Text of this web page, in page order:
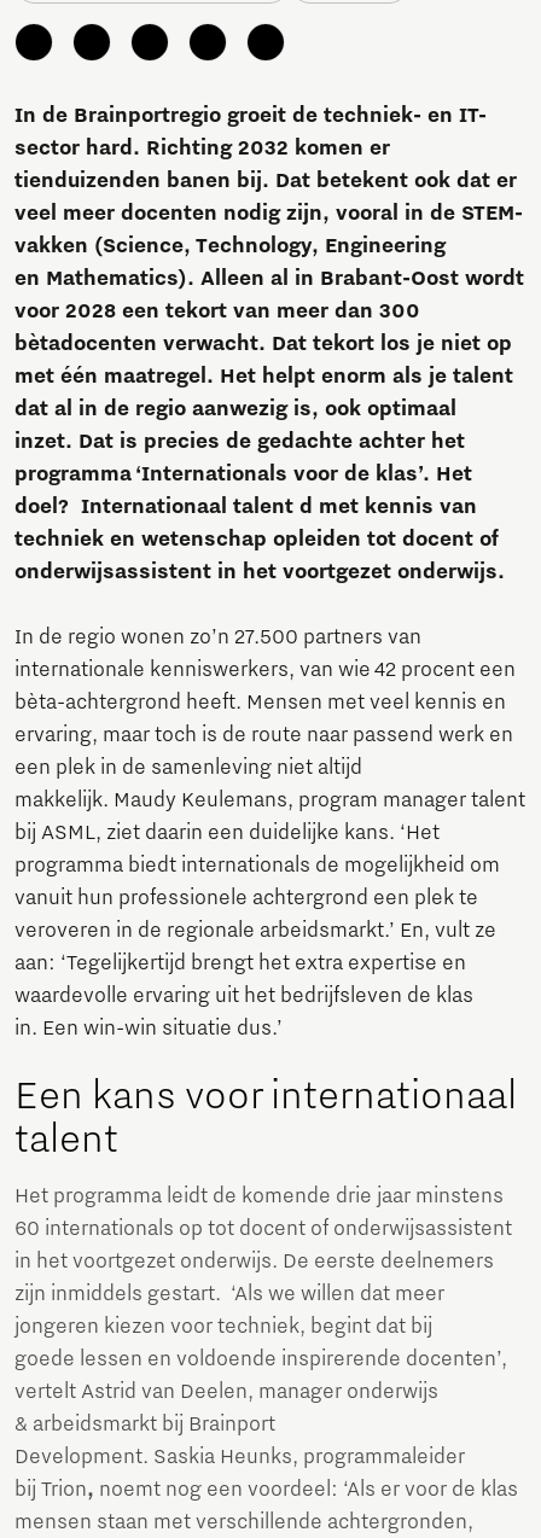
In de Brainportregio groeit de techniek- en IT-
sector hard. Richting 2032 komen er
tienduizenden banen bij. Dat betekent ook dat er
veel meer docenten nodig zijn, vooral in de STEM-
vakken (Science, Technology, Engineering
en Mathematics). Alleen al in Brabant-Oost wordt
voor 2028 een tekort van meer dan 300
bètadocenten verwacht. Dat tekort los je niet op
met één maatregel. Het helpt enorm als je talent
dat al in de regio aanwezig is, ook optimaal
inzet. Dat is precies de gedachte achter het
programma ‘Internationals voor de klas’. Het
doel? Internationaal talent d met kennis van
techniek en wetenschap opleiden tot docent of
onderwijsassistent in het voortgezet onderwijs.
In de regio wonen zo’n 27.500 partners van
internationale kenniswerkers, van wie 42 procent een
bèta-achtergrond heeft. Mensen met veel kennis en
ervaring, maar toch is de route naar passend werk en
een plek in de samenleving niet altijd
makkelijk. Maudy Keulemans, program manager talent
bij ASML, ziet daarin een duidelijke kans. ‘Het
programma biedt internationals de mogelijkheid om
vanuit hun professionele achtergrond een plek te
veroveren in de regionale arbeidsmarkt.’ En, vult ze
aan: ‘Tegelijkertijd brengt het extra expertise en
waardevolle ervaring uit het bedrijfsleven de klas
in. Een win-win situatie dus.’
Een kans voor internationaal
talent
Het programma leidt de komende drie jaar minstens
60 internationals op tot docent of onderwijsassistent
in het voortgezet onderwijs. De eerste deelnemers
zijn inmiddels gestart. ‘Als we willen dat meer
jongeren kiezen voor techniek, begint dat bij
goede lessen en voldoende inspirerende docenten’,
vertelt Astrid van Deelen, manager onderwijs
& arbeidsmarkt bij Brainport
Development. Saskia Heunks, programmaleider
bij Trion, noemt nog een voordeel: ‘Als er voor de klas
mensen staan met verschillende achtergronden,